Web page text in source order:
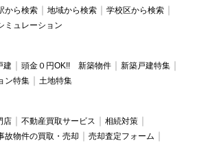
から検索 地域から検索
学校区から検索
ミュレーション
建 頭金０円OK!! 新築物件
新築戸建特集
ン特集 土地特集
店 不動産買取サービス
相続対策
故物件の買取・売却
売却査定フォーム